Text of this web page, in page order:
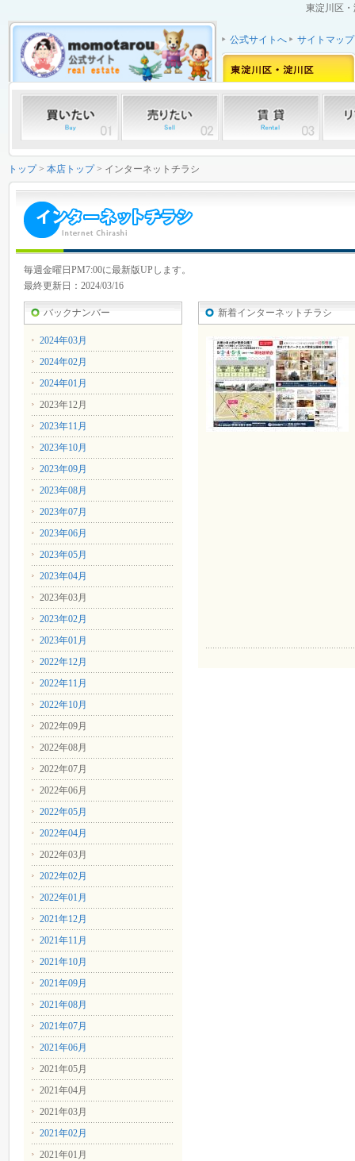
東淀川区
公式サイトへ サイトマップ
トップ> 本店トップ> インターネットチラシ
毎週金曜日PM7:00に最新版UPします。
最終更新日：2024/03/16
バックナンバー
2024年03月
2024年02月
2024年01月
2023年12月
2023年11月
2023年10月
2023年09月
2023年08月
2023年07月
2023年06月
2023年05月
2023年04月
2023年03月
2023年02月
2023年01月
2022年12月
2022年11月
2022年10月
2022年09月
2022年08月
2022年07月
2022年06月
2022年05月
2022年04月
2022年03月
2022年02月
2022年01月
2021年12月
2021年11月
2021年10月
2021年09月
2021年08月
2021年07月
2021年06月
2021年05月
2021年04月
2021年03月
2021年02月
2021年01月
新着インターネットチラシ